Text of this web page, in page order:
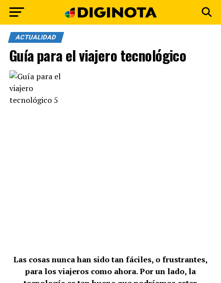
ACTUALIDAD
Guía para el viajero tecnológico
Las cosas nunca han sido tan fáciles, o frustrantes,
para los viajeros como ahora. Por un lado, la